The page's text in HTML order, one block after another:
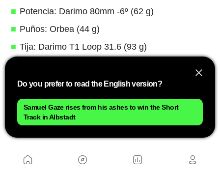
Potencia: Darimo 80mm -6º (62 g)
Puños: Orbea (44 g)
Tija: Darimo T1 Loop 31.6 (93 g)
Sillín: Saevid Alien Short (70 g)
Caja de Pedalier: Kogel bb92-Dub (56 g)
Bielas: SRAM XX1 (425 g con ajustador de
Plato: SRAM XX1 34T
Do you prefer to read the English version?
Samuel Gaze rises from his ashes to win the Short
Track in Albstadt